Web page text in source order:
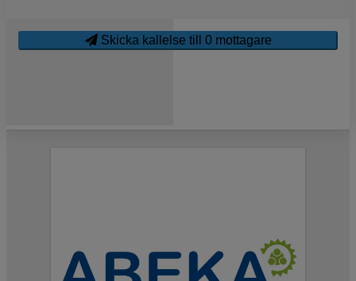
Skicka kallelse till 0mottagare